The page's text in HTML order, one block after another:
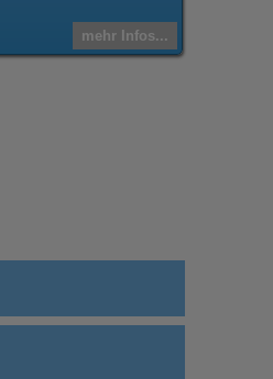
mehr Infos...